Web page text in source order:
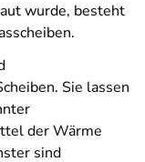
wurde, besteht
Sie lassen
der Wärme
sind